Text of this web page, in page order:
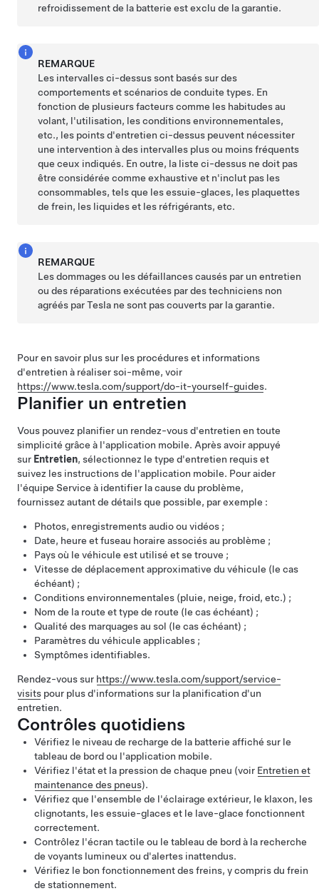
refroidissement de la batterie est exclu de la garantie.
REMARQUE
Les intervalles ci-dessus sont basés sur des
comportements et scénarios de conduite types. En
fonction de plusieurs facteurs comme les habitudes au
volant, l'utilisation, les conditions environnementales,
etc., les points d'entretien ci-dessus peuvent nécessiter
une intervention à des intervalles plus ou moins fréquents
que ceux indiqués. En outre, la liste ci-dessus ne doit pas
être considérée comme exhaustive et n'inclut pas les
consommables, tels que les essuie-glaces, les plaquettes
de frein, les liquides et les réfrigérants, etc.
REMARQUE
Les dommages ou les défaillances causés par un entretien
ou des réparations exécutées par des techniciens non
agréés par Tesla ne sont pas couverts par la garantie.
Pour en savoir plus sur les procédures et informations
d'entretien à réaliser soi-même, voir
https://www.tesla.com/support/do-it-yourself-guides.
Planifier un entretien
Vous pouvez planifier un rendez-vous d'entretien en toute
simplicité grâce à l'application mobile. Après avoir appuyé
sur Entretien, sélectionnez le type d'entretien requis et
suivez les instructions de l'application mobile. Pour aider
l'équipe Service à identifier la cause du problème,
fournissez autant de détails que possible, par exemple :
Photos, enregistrements audio ou vidéos ;
Date, heure et fuseau horaire associés au problème ;
Pays où le véhicule est utilisé et se trouve ;
Vitesse de déplacement approximative du véhicule (le cas
échéant) ;
Conditions environnementales (pluie, neige, froid, etc.) ;
Nom de la route et type de route (le cas échéant) ;
Qualité des marquages au sol (le cas échéant) ;
Paramètres du véhicule applicables ;
Symptômes identifiables.
Rendez-vous sur https://www.tesla.com/support/service-
visits pour plus d'informations sur la planification d'un
entretien.
Contrôles quotidiens
Vérifiez le niveau de recharge de la batterie affiché sur le
tableau de bordou l'application mobile.
Vérifiez l'état et la pression de chaque pneu (voir Entretien et
maintenance des pneus).
Vérifiez que l'ensemble de l'éclairage extérieur, le klaxon, les
clignotants, les essuie-glaceset le lave-glace fonctionnent
correctement.
Contrôlez l'écran tactile ou le tableau de bordà la recherche
de voyants lumineux ou d'alertes inattendus.
Vérifiez le bon fonctionnement des freins, y compris du frein
de stationnement.